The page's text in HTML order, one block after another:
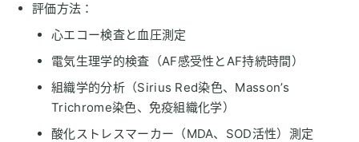
評価方法：
心エコー検査と血圧測定
電気生理学的検査（AF感受性とAF持続時間）
組織学的分析（Sirius Red染色、Masson’s
Trichrome染色、免疫組織化学）
酸化ストレスマーカー（MDA、SOD活性）測定